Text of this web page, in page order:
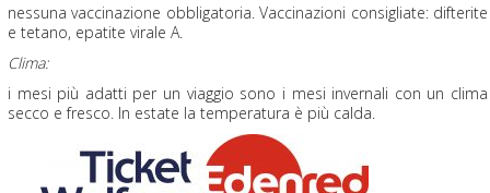
nessuna vaccinazione obbligatoria. Vaccinazioni consigliate: difterite
e tetano, epatite virale A.
Clima:
i mesi più adatti per un viaggio sono i mesi invernali con un clima
secco e fresco. In estate la temperatura è più calda.